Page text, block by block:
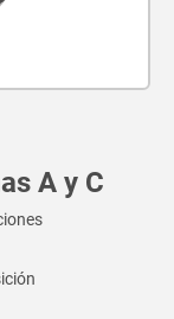
A y C